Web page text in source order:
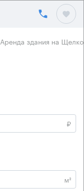
Аренда здания на
₽
м²